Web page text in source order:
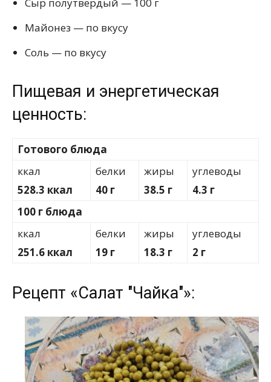
Майонез — по вкусу
Соль — по вкусу
Пищевая и энергетическая
ценность:
Готового блюда
ккал
528.3 ккал
белки
40 г
жиры
38.5 г
углеводы
4.3 г
100 г блюда
ккал
251.6 ккал
белки
19 г
жиры
18.3 г
углеводы
2 г
Рецепт «Салат "Чайка"»: